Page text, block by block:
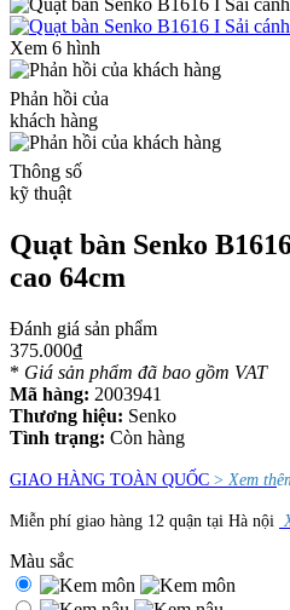
Xem 6 hình
Phản hồi của
khách hàng
Thông số
kỹ thuật
Quạt bàn Senko
cao 64cm
Đánh giá sản phẩm
375.000₫
* Giá sản phẩm đã bao gồm VAT
Mã hàng: 2003941
Thương hiệu: Senko
Tình trạng: Còn hàng
GIAO HÀNG TOÀN QUỐC > Xem th
Miễn phí giao hàng 12 quận tại Hà nội
Màu sắc